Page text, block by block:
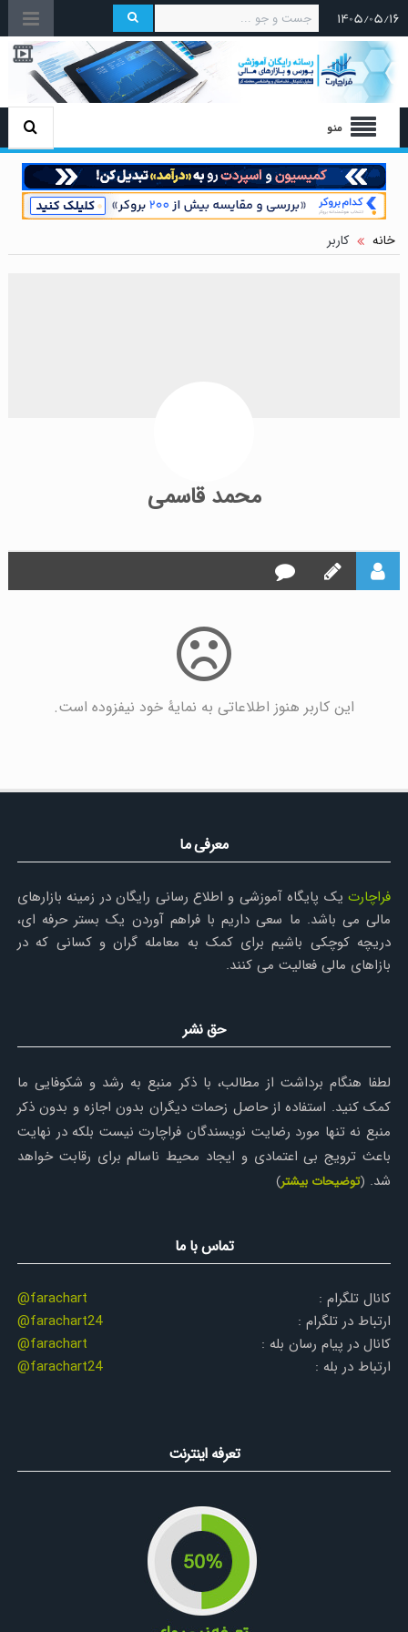
۱۴۰۵/۰۵/۱۶
منو
خانه کاربر
محمد قاسمی
این کاربر هنوز اطلاعاتی به نمایۀ خود نیفزوده است.
معرفی ما
فراچارتیک پایگاه آموزشی و اطلاع رسانی رایگان در زمینه بازارهای
مالی می باشد. ما سعی داریم با فراهم آوردن یک بستر حرفه ای،
دریچه کوچکی باشیم برای کمک به معامله گران و کسانی که در
بازاهای مالی فعالیت می کنند.
حق نشر
لطفا هنگام برداشت از مطالب، با ذکر منبع به رشد و شکوفایی ما
کمک کنید. استفاده از حاصل زحمات دیگران بدون اجازه و بدون ذکر
منبع نه تنها مورد رضایت نویسندگان فراچارت نیست بلکه در نهایت
باعث ترویج بی اعتمادی و ایجاد محیط ناسالم برای رقابت خواهد
شد. (توضیحات بیشتر)
تماس با ما
کانال تلگرام :
@farachart
ارتباط در تلگرام :
@farachart24
کانال در پیام رسان بله :
@farachart
ارتباط در بله :
@farachart24
تعرفه اینترنت